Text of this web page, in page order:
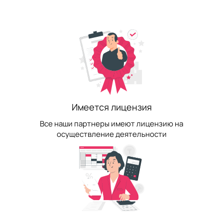
Имеется лицензия
Все наши партнеры имеют лицензию на
осуществление деятельности